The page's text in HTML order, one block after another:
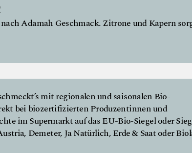
Adamah Geschmack. Zitrone und Kapern
mit regionalen und saisonalen Bio-
bei biozertifizierten Produzentinnen und
im Supermarkt auf das EU-Bio-Siegel oder
Demeter, Ja Natürlich, Erde & Saat oder